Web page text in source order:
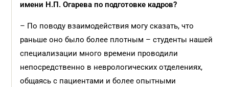
имени Н.П. Огарева по подготовке кадров?
– По поводу взаимодействия могу сказать, что
раньше оно было более плотным – студенты нашей
специализации много времени проводили
непосредственно в неврологических отделениях,
общаясь с пациентами и более опытными